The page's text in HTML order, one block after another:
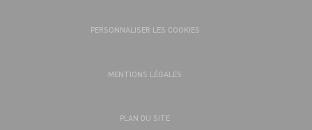
PERSONNALISER LES COOKIES
MENTIONS LÉGALES
PLAN DU SITE